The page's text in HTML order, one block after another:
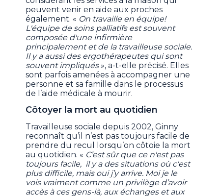
peuvent venir en aide aux proches
également. « On travaille en équipe!
L'équipe de soins palliatifs est souvent
composée d'une infirmière
principalement et de la travailleuse sociale.
Il y a aussi des ergothérapeutes qui sont
souvent impliqués», a-t-elle précisé. Elles
sont parfois amenées à accompagner une
personne et sa famille dans le processus
de l’aide médicale à mourir.
Côtoyer la mort au quotidien
Travailleuse sociale depuis 2002, Ginny
reconnaît qu’il n’est pas toujours facile de
prendre du recul lorsqu’on côtoie la mort
au quotidien. « C’est sûr que ce n'est pas
toujours facile, il y a des situations où c'est
plus difficile, mais oui j’y arrive. Moi je le
vois vraiment comme un privilège d’avoir
accès à ces gens-là, aux échanges et aux